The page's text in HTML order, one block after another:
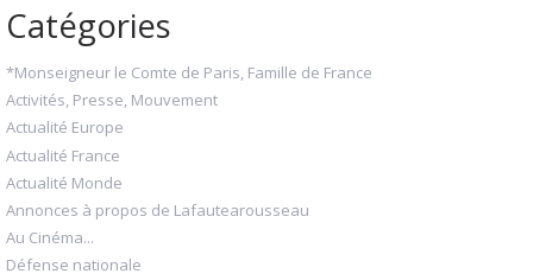
Catégories
*Monseigneur le Comte de Paris, Famille de France
Activités, Presse, Mouvement
Actualité Europe
Actualité France
Actualité Monde
Annonces à propos de Lafautearousseau
Au Cinéma...
Défense nationale